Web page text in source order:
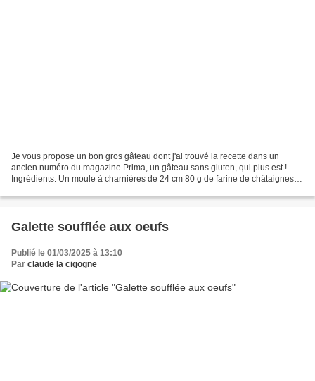
Je vous propose un bon gros gâteau dont j'ai trouvé la recette dans un
ancien numéro du magazine Prima, un gâteau sans gluten, qui plus est !
Ingrédients: Un moule à charnières de 24 cm 80 g de farine de châtaignes
Galette soufflée aux oeufs
Publié le 01/03/2025 à 13:10
Par claude la cigogne